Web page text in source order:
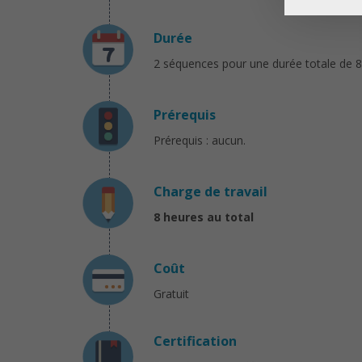
Durée
2 séquences pour une durée totale de
Prérequis
Prérequis : aucun.
Charge de travail
8 heures au total
Coût
Gratuit
Certification